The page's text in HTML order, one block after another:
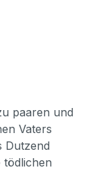
paaren und
Vaters
Dutzend